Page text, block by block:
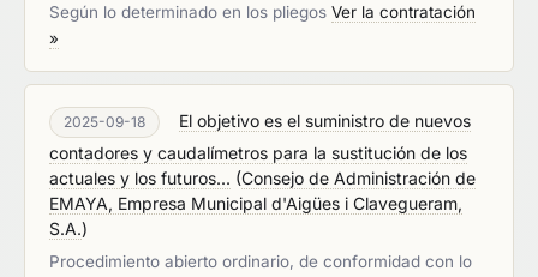
Según lo determinado en los pliegos Ver la contratación
»
2025-09-18
El objetivo es el suministro de nuevos
contadores y caudalímetros para la sustitución de los
actuales y los futuros... (Consejo de Administración de
EMAYA, Empresa Municipal d'Aigües i Clavegueram,
S.A.)
Procedimiento abierto ordinario, de conformidad con lo